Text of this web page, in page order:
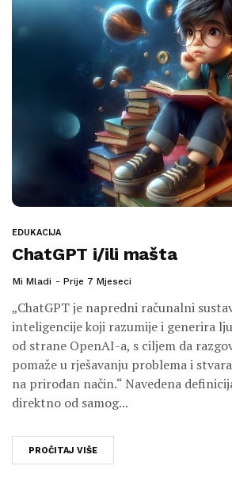
EDUKACIJA
ChatGPT i/ili mašta
Mi Mladi Prije 7 Mjeseci
„ChatGPT je napredni računalni
inteligencije koji razumije i generira
od strane OpenAI-a, s ciljem da
pomaže u rješavanju problema i
na prirodan način.“ Navedena
direktno od samog...
PROČITAJ VIŠE